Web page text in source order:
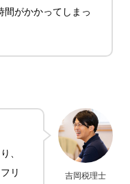
間がかかってしまっ
吉岡税理士
、
リ